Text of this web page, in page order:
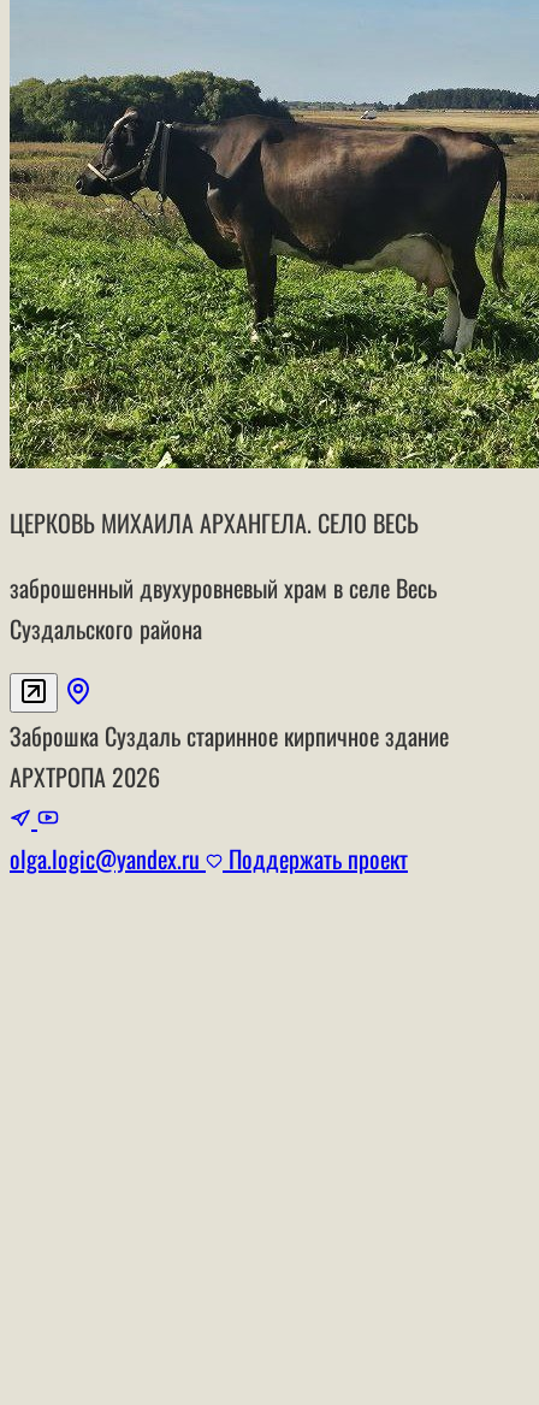
ЦЕРКОВЬ МИХАИЛА АРХАНГЕЛА. СЕЛО ВЕСЬ
заброшенный двухуровневый храм в селе Весь
Суздальского района
Заброшка Суздальстаринное кирпичное здание
АРХТРОПА 2026
olga.logic@yandex.ru Поддержать проект